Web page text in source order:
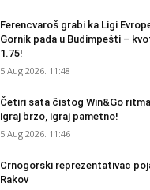
Ferencvaroš grabi ka Ligi
Gornik pada u Budimpešti –
1.75!
5 Aug 2026. 11:48
Četiri sata čistog Win&Go
igraj brzo, igraj pametno!
5 Aug 2026. 11:46
Crnogorski reprezentativac
Rakov